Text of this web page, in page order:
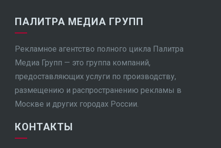
ПАЛИТРА МЕДИА ГРУПП
Рекламное агентство полного цикла Палитра
Медиа Групп — это группа компаний,
предоставляющих услуги по производству,
размещению и распространению рекламы в
Москве и других городах России.
КОНТАКТЫ